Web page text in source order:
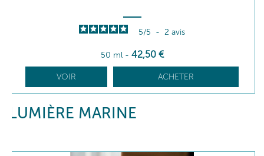
5/5 - 2 avis
50 ml - 42,50 €
VOIR ACHETER
LUMIÈRE MARINE